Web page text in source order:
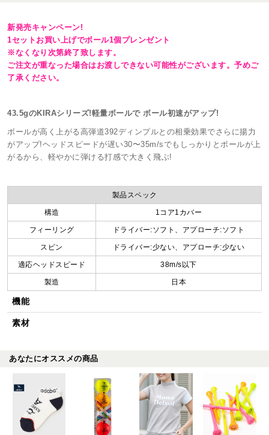
新発売キャンペーン!
1セットお買い上げでボール1個プレンゼント
※なくなり次第終了致します。
ご注文が重なった場合はお渡しできない可能性がございます。予めご
了承ください。
43.5gのKIRAシリーズ!軽量ボールで ボール初速がアップ!
ボールが高く上がる高弾道392ディンプルとの相乗効果でさらに揚力
がアップ!ヘッドスピードが遅い30〜35m/sでもしっかりとボールが上
がるから、軽やかに弾ける打感で大きく飛ぶ!
製品スペック
構造 1コア1カバー
フィーリング ドライバー:ソフト、アプローチ:ソフト
スピン ドライバー:少ない、アプローチ:少ない
適応ヘッドスピード 38m/s以下
製造 日本
機能
素材
あなたにオススメの商品